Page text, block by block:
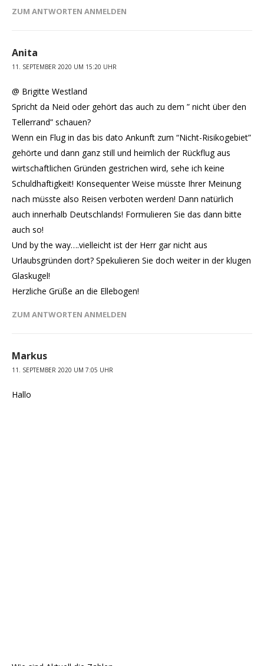
ZUM ANTWORTEN ANMELDEN
Anita
11. SEPTEMBER 2020 UM 15:20 UHR
@ Brigitte Westland
Spricht da Neid oder gehört das auch zu dem ” nicht über den
Tellerrand” schauen?
Wenn ein Flug in das bis dato Ankunft zum “Nicht-Risikogebiet”
gehörte und dann ganz still und heimlich der Rückflug aus
wirtschaftlichen Gründen gestrichen wird, sehe ich keine
Schuldhaftigkeit! Konsequenter Weise müsste Ihrer Meinung
nach müsste also Reisen verboten werden! Dann natürlich
auch innerhalb Deutschlands! Formulieren Sie das dann bitte
auch so!
Und by the way….vielleicht ist der Herr gar nicht aus
Urlaubsgründen dort? Spekulieren Sie doch weiter in der klugen
Glaskugel!
Herzliche Grüße an die Ellebogen!
ZUM ANTWORTEN ANMELDEN
Markus
11. SEPTEMBER 2020 UM 7:05 UHR
Hallo